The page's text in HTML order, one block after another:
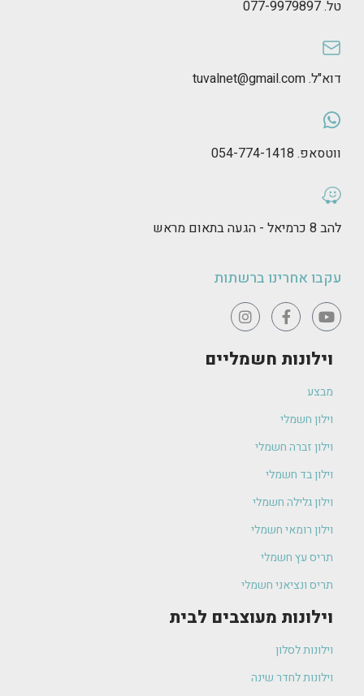
טל. 077-9979897
דוא"ל. tuvalnet@gmail.com
ווטסאפ. 054-774-1418
להב 8 כרמיאל - הגעה בתאום מראש
עקבו אחרינו ברשתות
וילונות חשמליים
מבצע
וילון חשמלי
וילון זברה חשמלי
וילון בד חשמלי
וילון גלילה חשמלי
וילון רומאי חשמלי
תריס עץ חשמלי
תריס ונציאני חשמלי
וילונות מעוצבים לבית
וילונות לסלון
וילונות לחדר שינה